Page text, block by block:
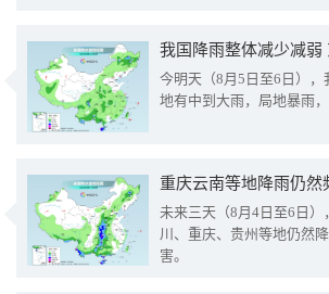
我国降雨整体减少减弱
今明天（8月5日至6日）
地有中到大雨，局地暴雨
重庆云南等地降雨仍然
未来三天（8月4日至6日
川、重庆、贵州等地仍然
害。